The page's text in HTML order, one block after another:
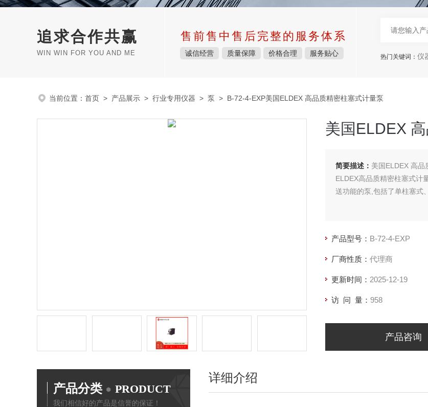
追求合作共赢
WIN WIN FOR YOU AND ME
售前售中售后完整的服务体系
诚信经营 质量保障 价格合理 服务贴心 热门关键词： 仪
当前位置： 首页 > 产品展示 > 行业专用仪器 > 泵 > B-72-4-EXP美国ELDEX 高品质精密柱塞式计量泵
美国ELDEX
简要描述： 美国ELDEX 高品
ELDEX高品质精密柱塞式计
送功能的泵,包括了单柱塞式
产品型号： B-72-4-EXP
厂商性质： 代理商
更新时间： 2025-12-19
访 问 量： 958
产品咨询
产品分类 PRODUCT
我们相信好的产品是信誉的保证！
详细介绍